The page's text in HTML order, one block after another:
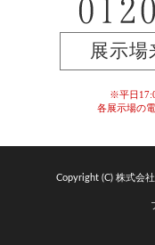
展示
※平日
各展示場の
Copyright (C) 株式会